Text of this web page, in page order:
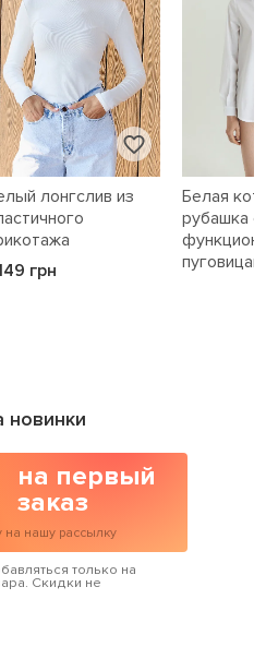
лонгслив из
грн
Белая
рубашка с
новинки
на первый
заказ
на нашу рассылку
только на
Скидки не